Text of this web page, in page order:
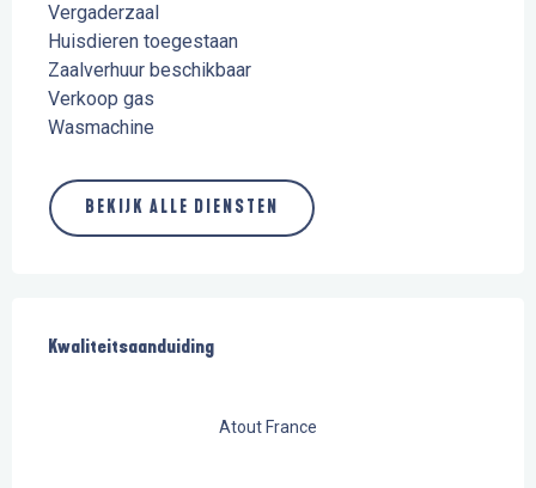
Vergaderzaal
Huisdieren toegestaan
Zaalverhuur beschikbaar
Verkoop gas
Wasmachine
BEKIJK ALLE DIENSTEN
Kwaliteitsaanduiding
Kwaliteitsaanduiding
Atout France